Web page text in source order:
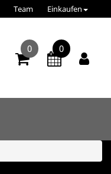
Team Einkaufen
0 0